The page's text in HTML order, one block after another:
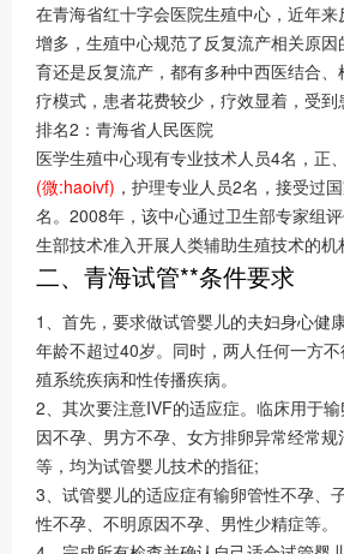
在青海省红十字会医院生殖中心，近年
增多，生殖中心规范了反复流产相关原
育还是反复流产，都有多种中西医结合
疗模式，患者花费较少，疗效显着，受到
排名2：青海省人民医院
医学生殖中心现有专业技术人员4名，正
(微:haoivf) ，护理专业人员2名，接受过
名。2008年，该中心通过卫生部专家组
生部技术准入开展人类辅助生殖技术的机
二、青海试管**条件要求
1、首先，要求做试管婴儿的夫妇身心健
年龄不超过40岁。同时，两人任何一方
殖系统疾病和性传播疾病。
2、其次要注意IVF的适应症。临床用于
因不孕、男方不孕、女方排卵异常经常
等，均为试管婴儿技术的指征;
3、试管婴儿的适应症有输卵管性不孕、
性不孕、不明原因不孕、男性少精症等。